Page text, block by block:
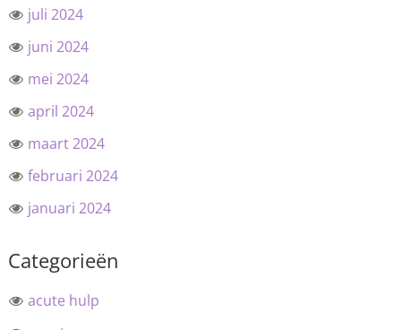
juli 2024
juni 2024
mei 2024
april 2024
maart 2024
februari 2024
januari 2024
Categorieën
acute hulp